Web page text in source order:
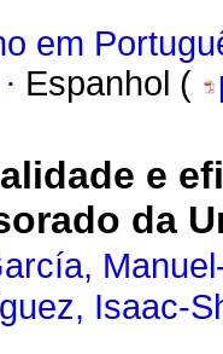
em
· Espanhol (
e
da
Isaac-